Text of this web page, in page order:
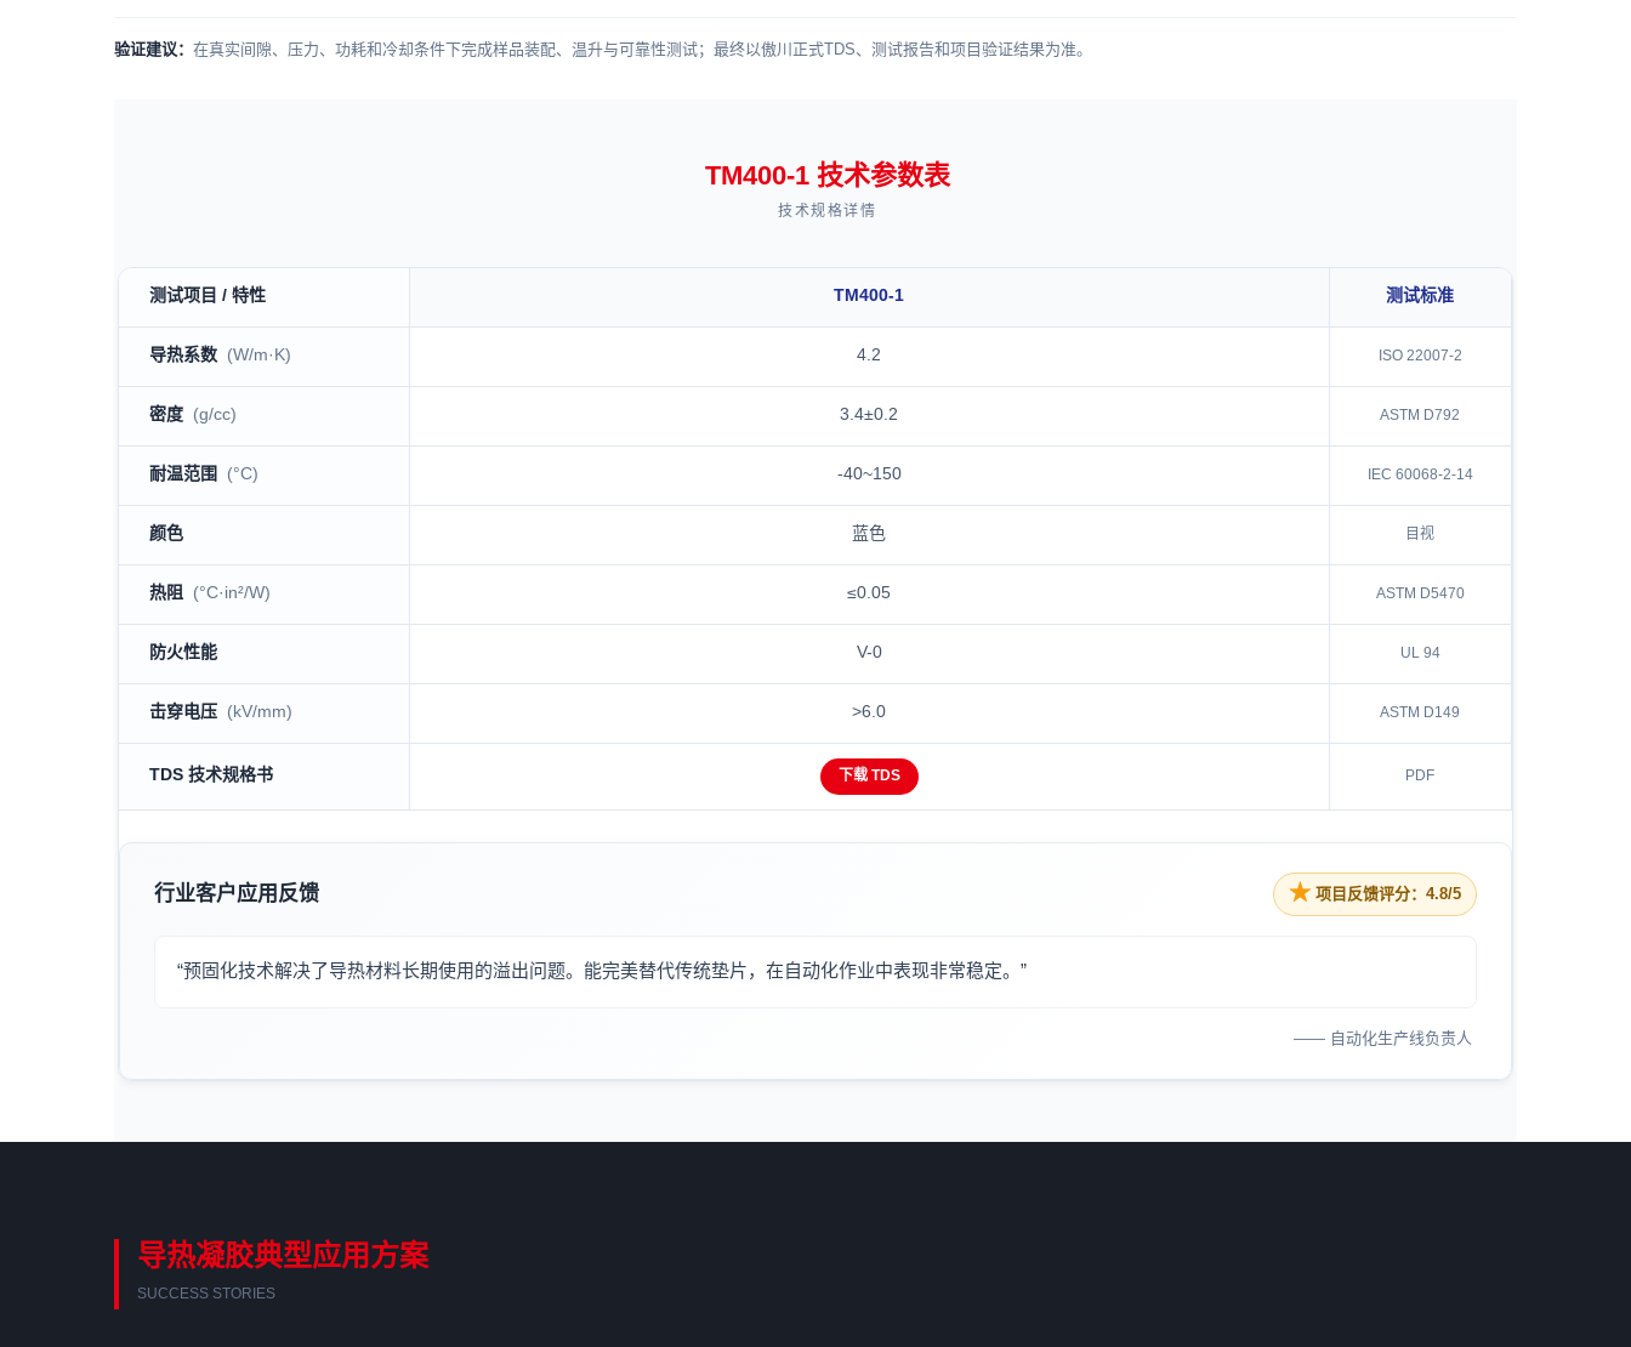
验证建议：在真实间隙、压力、功耗和冷却条件下完成样品装配、温升与可靠性测试；最终以傲川正式TDS、测试报告和项目验证结果为准。
TM400-1 技术参数表
技术规格详情
TM400-1 technical specification table
测试项目 / 特性 TM400-1 测试标准
导热系数 (W/m·K) 4.2 ISO 22007-2
密度 (g/cc) 3.4±0.2 ASTM D792
耐温范围 (°C) -40~150 IEC 60068-2-14
颜色 蓝色 目视
热阻 (°C·in²/W) ≤0.05 ASTM D5470
防火性能 V-0 UL 94
击穿电压 (kV/mm) >6.0 ASTM D149
TDS 技术规格书 下载 TDS PDF
行业客户应用反馈 ★ 项目反馈评分：4.8/5
“预固化技术解决了导热材料长期使用的溢出问题。能完美替代传统垫片，在自动化作业中表现非常稳定。”
—— 自动化生产线负责人
导热凝胶典型应用方案
SUCCESS STORIES